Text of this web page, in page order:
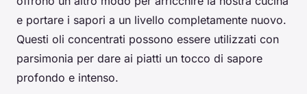
e portare i sapori a un livello completamente nuovo.
Questi oli concentrati possono essere utilizzati con
parsimonia per dare ai piatti un tocco di sapore
profondo e intenso.